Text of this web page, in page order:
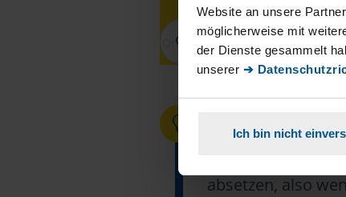
Website an unsere
möglicherweise mit
der Dienste gesammelt
unserer ➔
Ich bin nicht
ÜBRIGENS:
Die eigene
absetzen, also